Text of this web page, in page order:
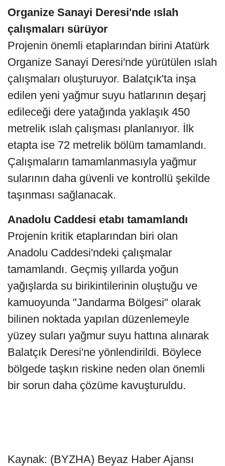
Organize Sanayi Deresi'nde ıslah
çalışmaları sürüyor
Projenin önemli etaplarından birini Atatürk
Organize Sanayi Deresi'nde yürütülen ıslah
çalışmaları oluşturuyor. Balatçık'ta inşa
edilen yeni yağmur suyu hatlarının deşarj
edileceği dere yatağında yaklaşık 450
metrelik ıslah çalışması planlanıyor. İlk
etapta ise 72 metrelik bölüm tamamlandı.
Çalışmaların tamamlanmasıyla yağmur
sularının daha güvenli ve kontrollü şekilde
taşınması sağlanacak.
Anadolu Caddesi etabı tamamlandı
Projenin kritik etaplarından biri olan
Anadolu Caddesi'ndeki çalışmalar
tamamlandı. Geçmiş yıllarda yoğun
yağışlarda su birikintilerinin oluştuğu ve
kamuoyunda "Jandarma Bölgesi" olarak
bilinen noktada yapılan düzenlemeyle
yüzey suları yağmur suyu hattına alınarak
Balatçık Deresi'ne yönlendirildi. Böylece
bölgede taşkın riskine neden olan önemli
bir sorun daha çözüme kavuşturuldu.
Kaynak: (BYZHA) Beyaz Haber Ajansı